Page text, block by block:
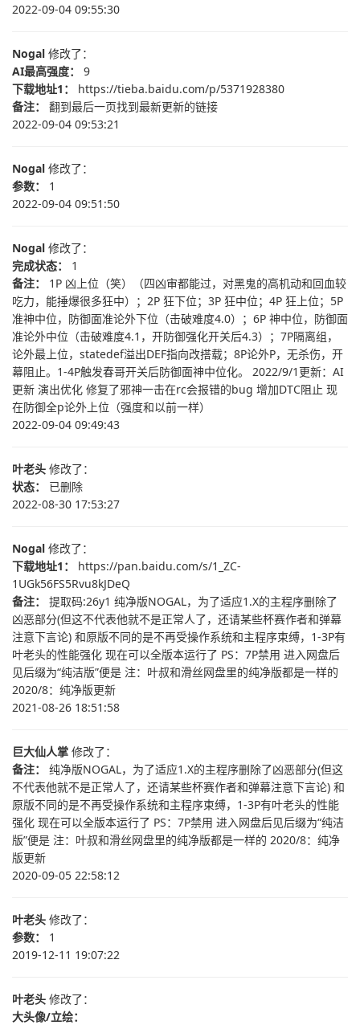
2022-09-04 09:55:30
Nogal 修改了：
AI最高强度： 9
下载地址1： https://tieba.baidu.com/p/5371928380
备注： 翻到最后一页找到最新更新的链接
2022-09-04 09:53:21
Nogal 修改了：
参数： 1
2022-09-04 09:51:50
Nogal 修改了：
完成状态： 1
备注： 1P 凶上位（笑）（四凶审都能过，对黑鬼的高机动和回血较
吃力，能捶爆很多狂中）；2P 狂下位；3P 狂中位；4P 狂上位；5P
准神中位，防御面准论外下位（击破难度4.0）；6P 神中位，防御面
准论外中位（击破难度4.1，开防御强化开关后4.3）；7P隔离组，
论外最上位，statedef溢出DEF指向改搭载；8P论外P，无杀伤，开
幕阻止。1-4P触发春哥开关后防御面神中位化。 2022/9/1更新：AI
更新 演出优化 修复了邪神一击在rc会报错的bug 增加DTC阻止 现
在防御全p论外上位（强度和以前一样）
2022-09-04 09:49:43
叶老头 修改了：
状态： 已删除
2022-08-30 17:53:27
Nogal 修改了：
下载地址1： https://pan.baidu.com/s/1_ZC-
1UGk56FS5Rvu8kJDeQ
备注： 提取码:26y1 纯净版NOGAL，为了适应1.X的主程序删除了
凶恶部分(但这不代表他就不是正常人了，还请某些杯赛作者和弹幕
注意下言论) 和原版不同的是不再受操作系统和主程序束缚，1-3P有
叶老头的性能强化 现在可以全版本运行了 PS：7P禁用 进入网盘后
见后缀为“纯洁版”便是 注：叶叔和滑丝网盘里的纯净版都是一样的
2020/8：纯净版更新
2021-08-26 18:51:58
巨大仙人掌 修改了：
备注： 纯净版NOGAL，为了适应1.X的主程序删除了凶恶部分(但这
不代表他就不是正常人了，还请某些杯赛作者和弹幕注意下言论) 和
原版不同的是不再受操作系统和主程序束缚，1-3P有叶老头的性能
强化 现在可以全版本运行了 PS：7P禁用 进入网盘后见后缀为“纯洁
版”便是 注：叶叔和滑丝网盘里的纯净版都是一样的 2020/8：纯净
版更新
2020-09-05 22:58:12
叶老头 修改了：
参数： 1
2019-12-11 19:07:22
叶老头 修改了：
大头像/立绘：